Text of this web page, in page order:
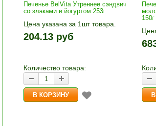
Печенье BelVita Утреннее сэндвич
со злаками и йогуртом 253г
Цена указана за 1шт товара.
1шт прибавляется кнопками «+»
и «-». Выберите нужное
204.13 руб
Количество товара:
150г
1шт
и «-